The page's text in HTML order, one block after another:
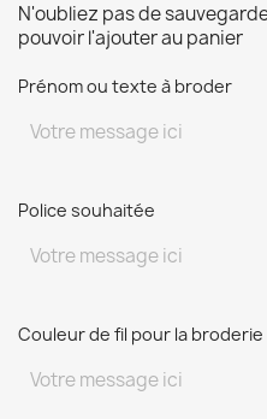
N'oubliez pas de
pouvoir l'ajouter au panier
Prénom ou texte à broder
Police souhaitée
Couleur de fil pour la broderie